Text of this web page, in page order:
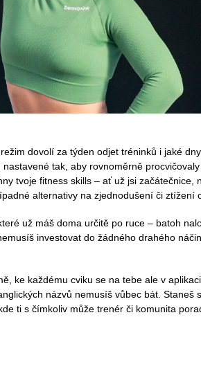
dovolí za týden odjet tréninků i jaké
tak, aby rovnoměrně
tvoje fitness skills – ať už jsi začátečnice,
alternativy na zjednodušení či ztížení
už máš doma určitě po ruce – batoh
investovat do žádného drahého
ke každému cviku se na tebe ale v
názvů nemusíš vůbec bát. Staneš
ti s čímkoliv může trenér či komunita